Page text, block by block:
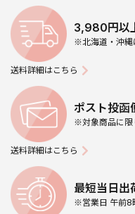
3,980円以
※北海道・沖縄
送料詳細はこちら
ポスト投函
※対象商品に限
送料詳細はこちら
最短当日出
※営業日 午前8